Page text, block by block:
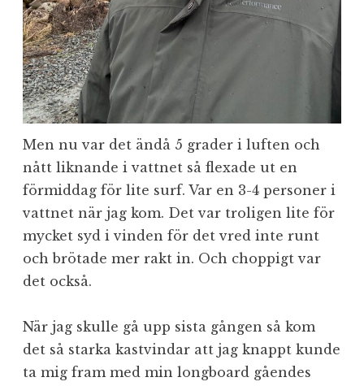
Men nu var det ändå 5 grader i luften och
nått liknande i vattnet så flexade ut en
förmiddag för lite surf. Var en 3-4 personer i
vattnet när jag kom. Det var troligen lite för
mycket syd i vinden för det vred inte runt
och brötade mer rakt in. Och choppigt var
det också.
När jag skulle gå upp sista gången så kom
det så starka kastvindar att jag knappt kunde
ta mig fram med min longboard gåendes